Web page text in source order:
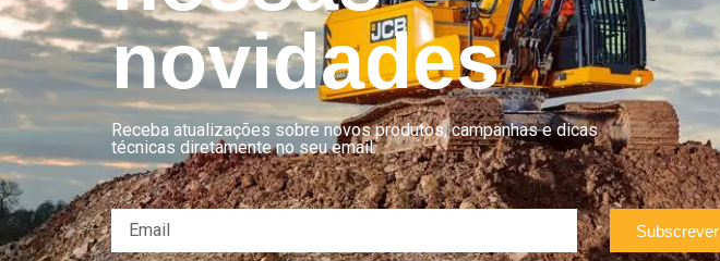
novidades
Receba atualizações sobre novos produtos, campanhas e dicas
técnicas diretamente no seu email.
Subscrever